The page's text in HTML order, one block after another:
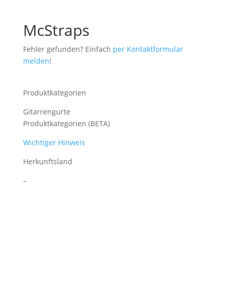
McStraps
Fehler gefunden? Einfach per Kontaktformular
melden!
Produktkategorien
Gitarrengurte
Produktkategorien (BETA)
Wichtiger Hinweis
Herkunftsland
–